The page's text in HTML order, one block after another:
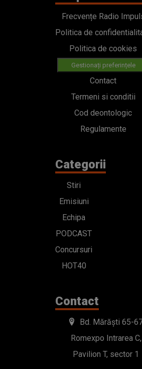
Frecvențe Radio
Politica de
Politica de cookies
Gestionați preferințele
Contact
Termeni si conditii
Cod deontologic
Regulamente
Categorii
Stiri
Emisiuni
Echipa
PODCAST
Concursuri
HOT40
Contact
Bd. Mărăști 65-
Romexpo Intrarea C,
Pavilion T, sector 1